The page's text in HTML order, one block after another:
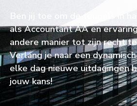
Ben jij toe om de teugels in
als Accountant AA en
andere manier tot zijn recht te
Verlang je naar een
elke dag nieuwe uitdagingen
jouw kans!